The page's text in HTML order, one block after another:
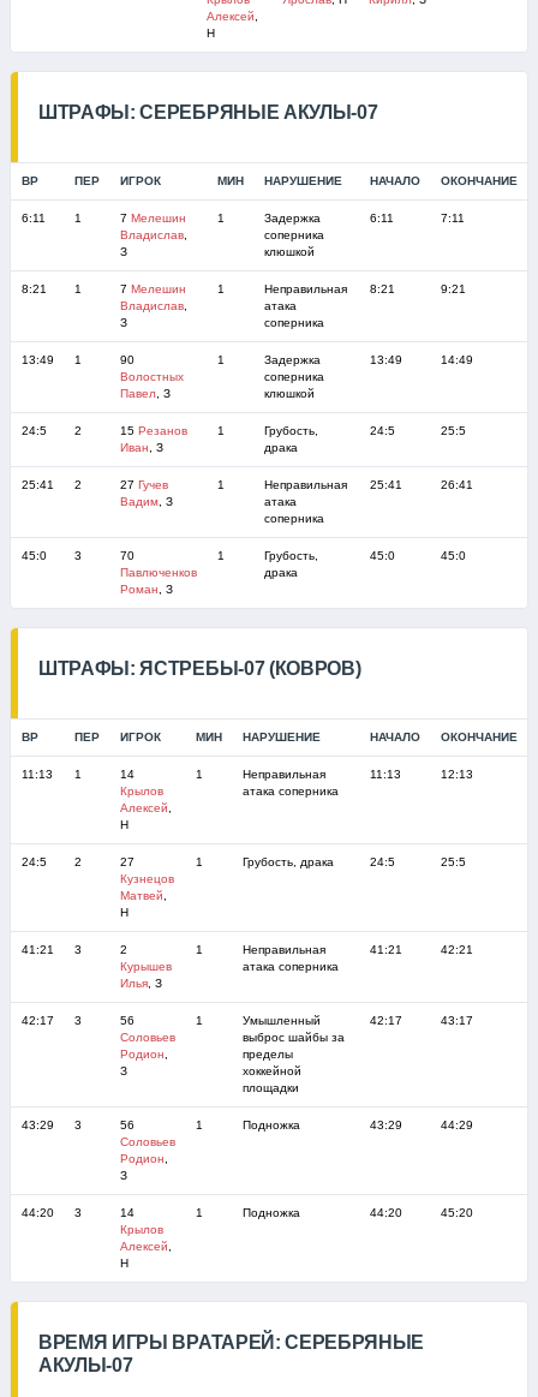
Алексей
Н
ШТРАФЫ: СЕРЕБРЯНЫЕ АКУЛЫ-07
ВР ПЕР ИГРОК МИН НАРУШЕНИЕ НАЧАЛО ОКОНЧАНИЕ
6:11 1 7 Мелешин
Владислав,
З
1
Задержка
соперника
клюшкой
6:11 7:11
8:21 1 7 Мелешин
Владислав,
З
1
Неправильная
атака
соперника
8:21 9:21
13:49 1
90
Волостных
Павел, З
1
Задержка
соперника
клюшкой
13:49 14:49
24:5 2 15 Резанов
Иван , З
1
Грубость,
драка
24:5 25:5
25:41 2 27 Гучев
Вадим, З
1
Неправильная
атака
соперника
25:41 26:41
45:0 3
70
Павлюченков
Роман , З
1
Грубость,
драка
45:0 45:0
ШТРАФЫ: ЯСТРЕБЫ-07 (КОВРОВ)
ВР ПЕР ИГРОК МИН НАРУШЕНИЕ НАЧАЛО ОКОНЧАНИЕ
11:13 1
14
Крылов
Алексей
Н
1
Неправильная
атака соперника
11:13 12:13
24:5 2
27
Кузнецов
Матвей
Н
1 Грубость, драка 24:5 25:5
41:21 3
2
Курышев
Илья, З
1
Неправильная
атака соперника
41:21 42:21
42:17 3
56
Соловьев
Родион
З
1
Умышленный
выброс шайбы за
пределы
хоккейной
площадки
42:17 43:17
43:29 3
56
Соловьев
Родион
З
1 Подножка 43:29 44:29
44:20 3
14
Крылов
Алексей
Н
1 Подножка 44:20 45:20
ВРЕМЯ ИГРЫ ВРАТАРЕЙ: СЕРЕБРЯНЫЕ
АКУЛЫ-07